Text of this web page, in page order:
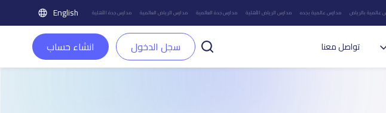
عالمية بالرياض مدارس عالمية بجده مدارس الرياض الأهلية مدارس جدة العالمية مدارس الرياض العالمية مدارس جدة الأهلية English
تواصل معنا سجل الدخول انشاء حساب